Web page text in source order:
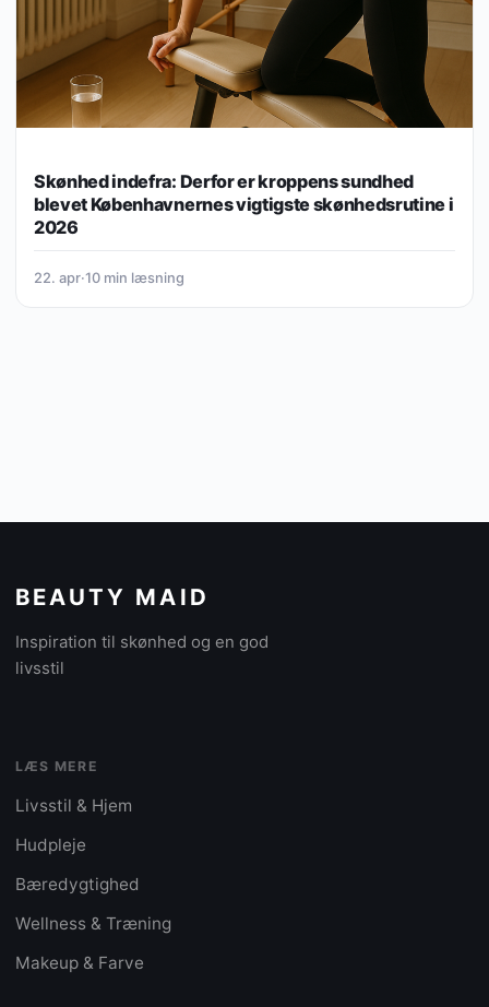
Skønhed indefra: Derfor er kroppens sundhed
blevet Københavnernes vigtigste skønhedsrutine i
2026
22. apr·10 min læsning
BEAUTY MAID
Inspiration til skønhed og en god
livsstil
LÆS MERE
Livsstil & Hjem
Hudpleje
Bæredygtighed
Wellness & Træning
Makeup & Farve